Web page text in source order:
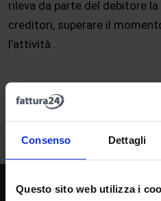
Consenso Dettagli
Questo sito web utilizza i
rileva da parte del debitore
creditori, superare il
l’attività .
A B C
N
O P Q R S T
Società